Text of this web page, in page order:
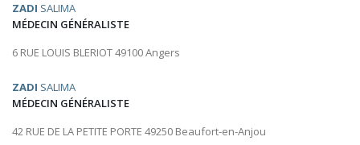
ZADI SALIMA
MÉDECIN GÉNÉRALISTE
6 RUE LOUIS BLERIOT 49100 Angers
ZADI SALIMA
MÉDECIN GÉNÉRALISTE
42 RUE DE LA PETITE PORTE 49250 Beaufort-en-Anjou